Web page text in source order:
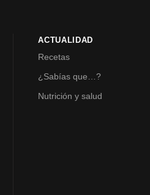
ACTUALIDAD
Recetas
¿Sabías que…?
Nutrición y salud